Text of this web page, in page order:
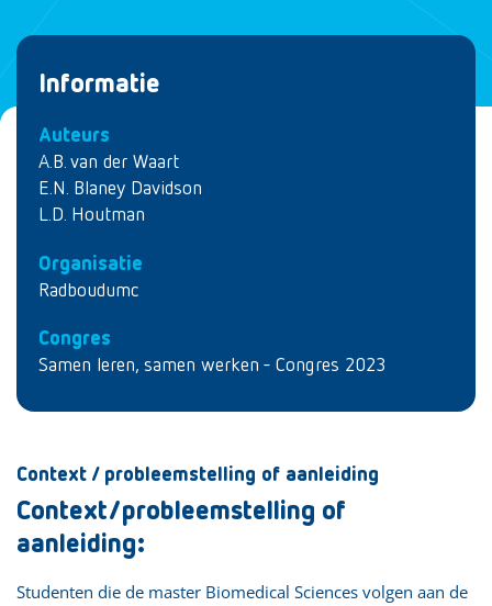
Informatie
Auteurs
A.B. van der Waart
E.N. Blaney Davidson
L.D. Houtman
Organisatie
Radboudumc
Congres
Samen leren, samen werken - Congres 2023
Context / probleemstelling of aanleiding
Context/probleemstelling of
aanleiding:
Studenten die de master Biomedical Sciences volgen aan de